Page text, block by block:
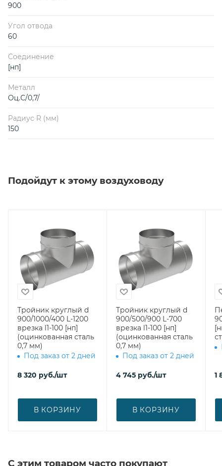
900
Угол отвода
60
Соединение
[нп]
Металл
Оц.С/0,7/
Радиус R (мм)
150
Подойдут к этому воздуховоду
Тройник круглый d
900/1000/400 L-1200
врезка l1-100 [нп]
(оцинкованная сталь
0,7 мм)
Под заказ от 2 дней
8 320 руб./шт
В КОРЗИНУ
Тройник круглый d
900/500/900 L-700
врезка l1-100 [нп]
(оцинкованная сталь
0,7 мм)
Под заказ от 2 дней
4 745 руб./шт
В КОРЗИНУ
1
С этим товаром часто покупают